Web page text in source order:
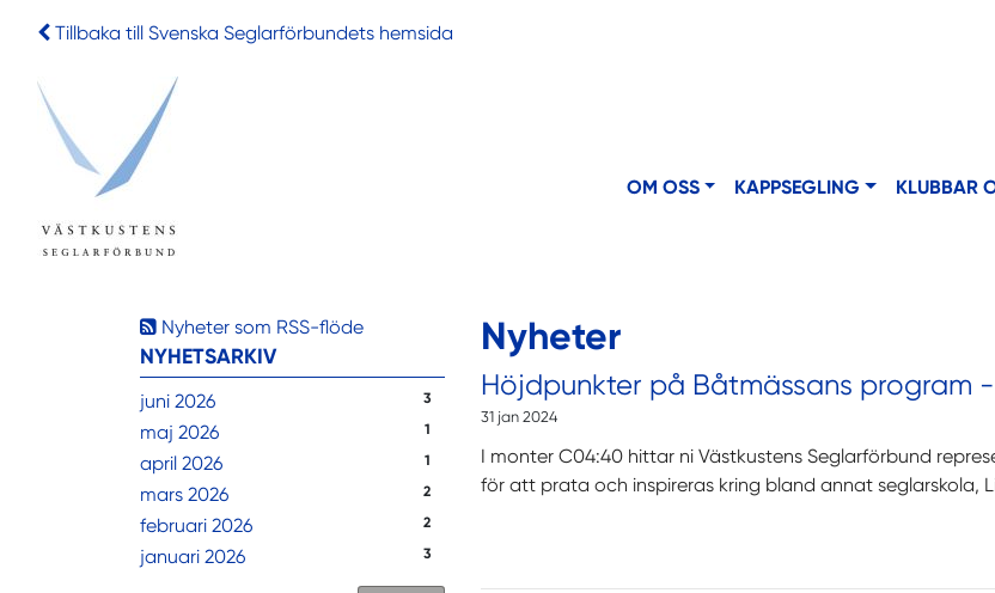
Tillbaka till Svenska Seglarförbundets hemsida
OM OSS KAPPSEGLING KLUBBAR
Nyheter som RSS-flöde
NYHETSARKIV
juni 2026 3
maj 2026 1
april 2026 1
mars 2026 2
februari 2026 2
januari 2026 3
Nyheter
Höjdpunkter på Båtmässans program
31 jan 2024
I monter C04:40 hittar ni Västkustens Seglarförbund
för att prata och inspireras kring bland annat seglarskola,